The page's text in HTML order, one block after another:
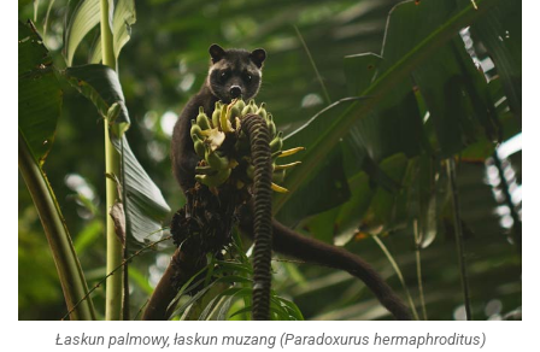
Łaskun palmowy, łaskun muzang (Paradoxurus hermaphroditus)